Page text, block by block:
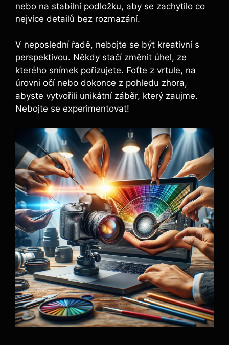
nebo na stabilní podložku, aby se zachytilo co
nejvíce detailů bez rozmazání.
V neposlední řadě, nebojte se být kreativní s
perspektivou. Někdy stačí změnit úhel, ze
kterého snímek pořizujete. Foťte z vrtule, na
úrovni očí nebo dokonce z pohledu zhora,
abyste vytvořili unikátní záběr, který zaujme.
Nebojte se experimentovat!